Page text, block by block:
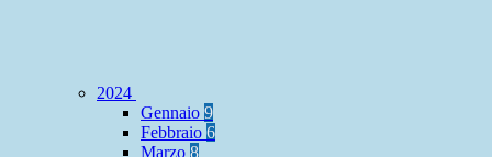
2024
Gennaio 9
Febbraio 6
Marzo 8